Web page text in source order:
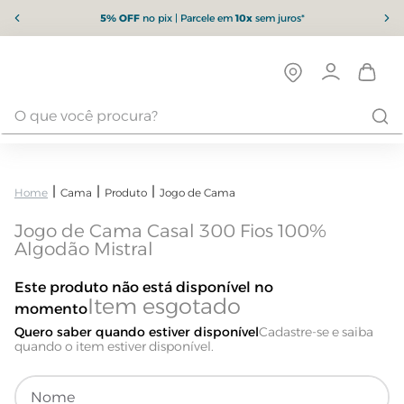
5% OFFno pix | Parcele em10xsem juros*
Cama Produto Jogo de Cama
Jogo de Cama Casal 300 Fios 100%
Algodão Mistral
Este produto não está disponível no
momento
Quero saber quando estiver disponível